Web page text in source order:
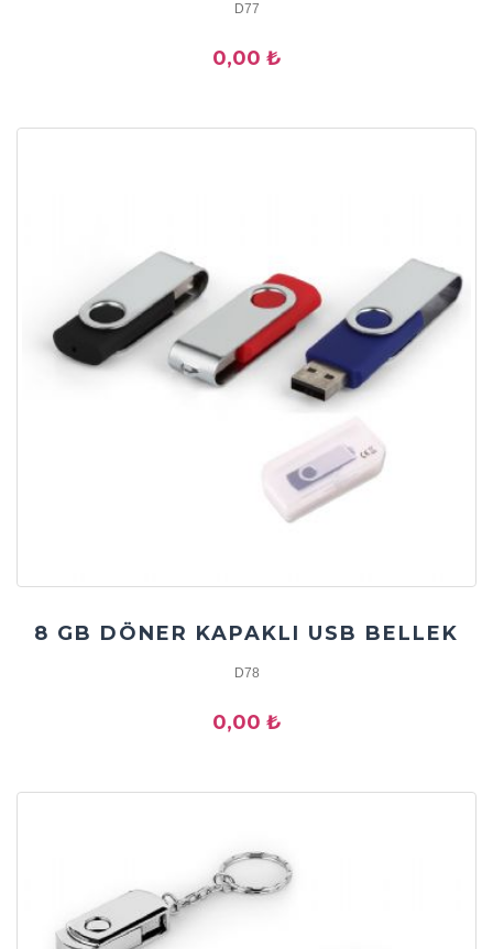
D77
0,00 ₺
8 GB DÖNER KAPAKLI USB BELLEK
D78
0,00 ₺